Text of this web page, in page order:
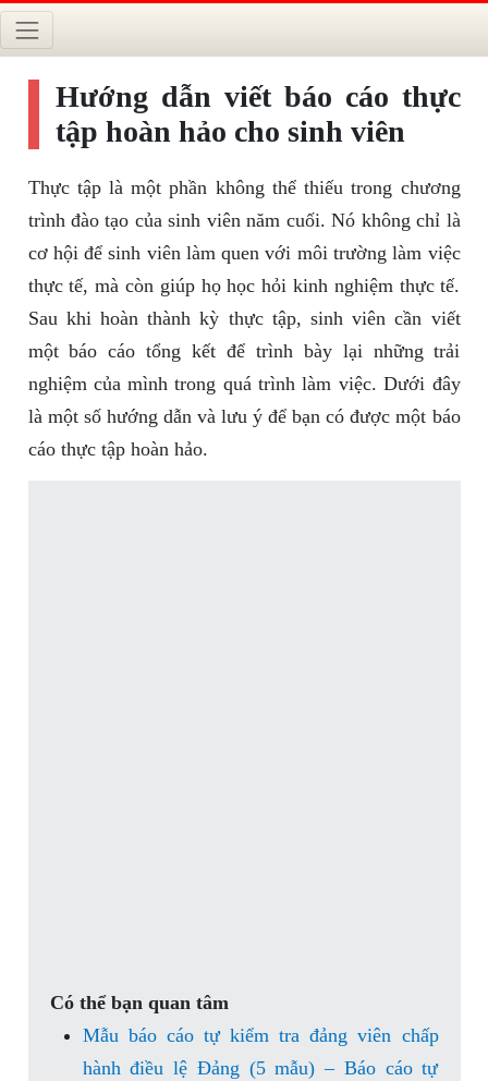
Hướng dẫn viết báo cáo thực
tập hoàn hảo cho sinh viên
Thực tập là một phần không thể thiếu trong chương
trình đào tạo của sinh viên năm cuối. Nó không chỉ là
cơ hội để sinh viên làm quen với môi trường làm việc
thực tế, mà còn giúp họ học hỏi kinh nghiệm thực tế.
Sau khi hoàn thành kỳ thực tập, sinh viên cần viết
một báo cáo tổng kết để trình bày lại những trải
nghiệm của mình trong quá trình làm việc. Dưới đây
là một số hướng dẫn và lưu ý để bạn có được một báo
cáo thực tập hoàn hảo.
Có thể bạn quan tâm
Mẫu báo cáo tự kiểm tra đảng viên chấp
hành điều lệ Đảng (5 mẫu) – Báo cáo tự